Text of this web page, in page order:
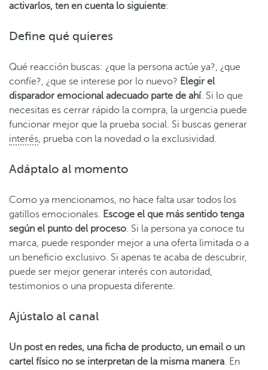
activarlos, ten en cuenta lo siguiente:
Define qué quieres
Qué reacción buscas: ¿que la persona actúe ya?, ¿que
confíe?, ¿que se interese por lo nuevo? Elegir el
disparador emocional adecuado parte de ahí. Si lo que
necesitas es cerrar rápido la compra, la urgencia puede
funcionar mejor que la prueba social. Si buscas generar
interés, prueba con la novedad o la exclusividad.
Adáptalo al momento
Como ya mencionamos, no hace falta usar todos los
gatillos emocionales. Escoge el que más sentido tenga
según el punto del proceso. Si la persona ya conoce tu
marca, puede responder mejor a una oferta limitada o a
un beneficio exclusivo. Si apenas te acaba de descubrir,
puede ser mejor generar interés con autoridad,
testimonios o una propuesta diferente.
Ajústalo al canal
Un post en redes, una ficha de producto, un email o un
cartel físico no se interpretan de la misma manera. En